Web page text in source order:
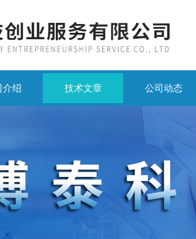
介绍 技术文章 公司动态